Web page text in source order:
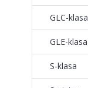
GLC-klasa
GLE-klasa
S-klasa